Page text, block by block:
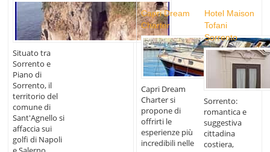
Situato tra
Sorrento e
Piano di
Sorrento, il
territorio del
comune di
Sant'Agnello si
affaccia sui
golfi di Napoli
Capri Dream
Charter
Capri Dream
Charter si
propone di
offrirti le
esperienze più
incredibili nelle
Hotel Maison
Tofani
Sorrento
Sorrento:
romantica e
suggestiva
cittadina
costiera,